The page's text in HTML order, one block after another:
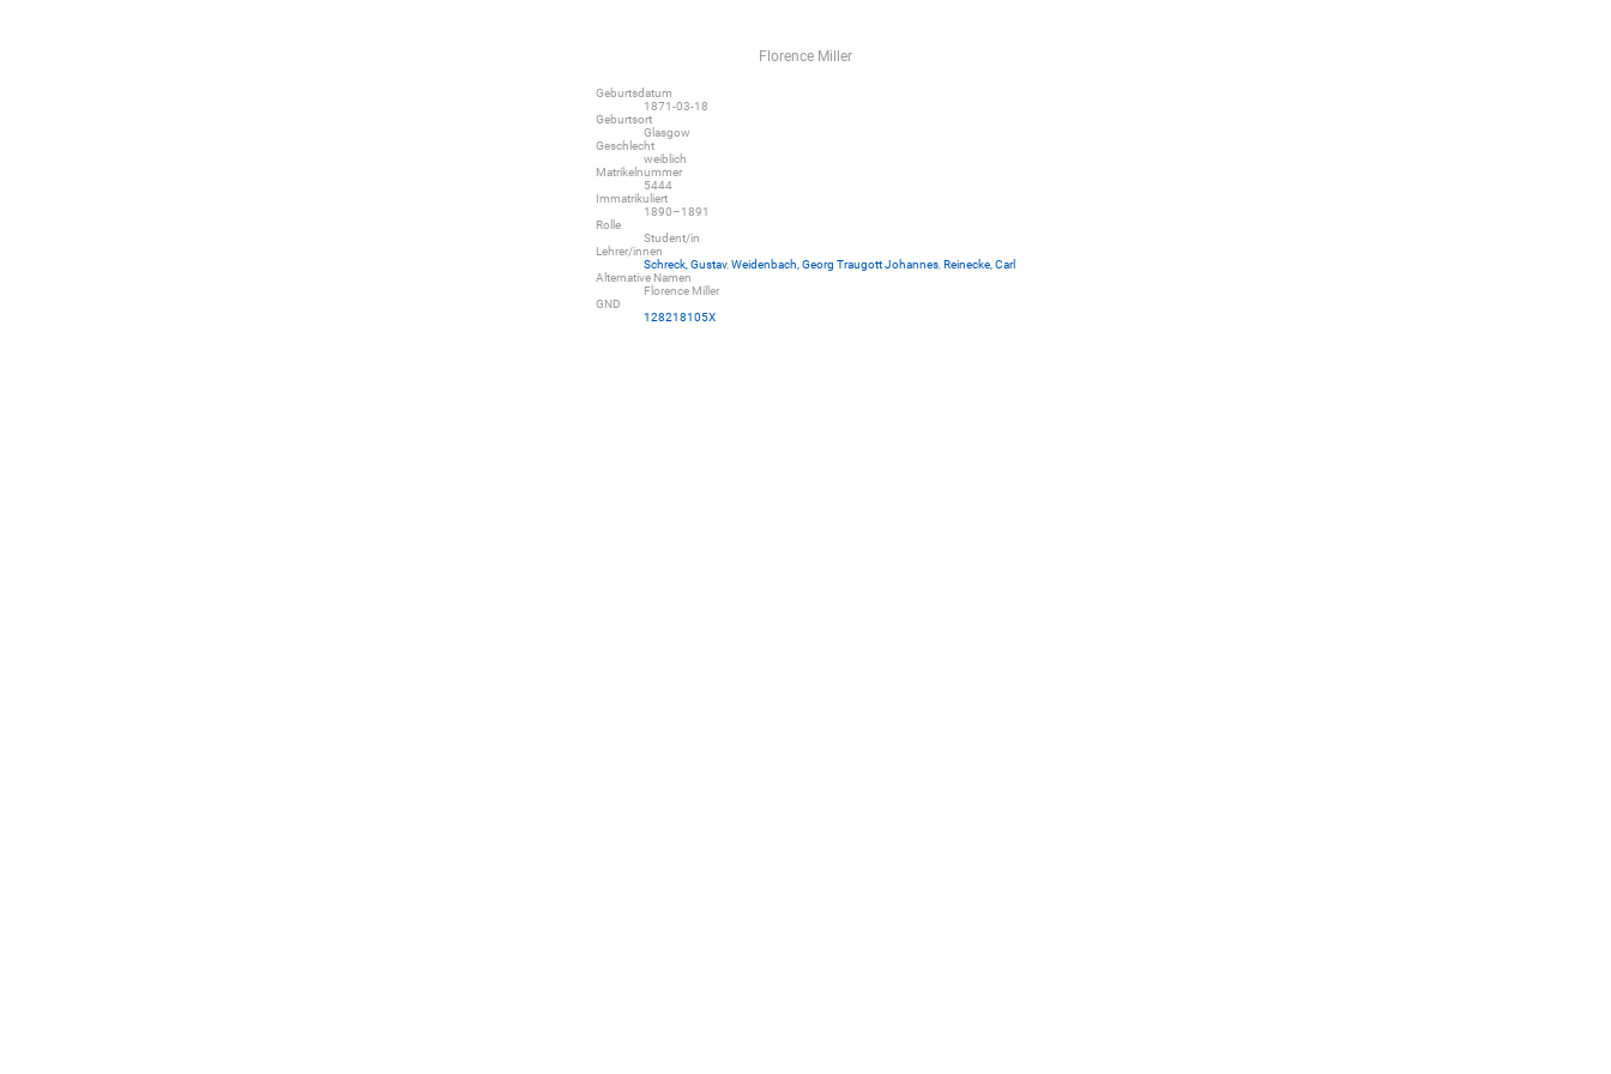
Florence Miller
Geburtsdatum
1871-03-18
Geburtsort
Glasgow
Geschlecht
weiblich
Matrikelnummer
5444
Immatrikuliert
1890–1891
Rolle
Student/in
Lehrer/innen
Schreck, Gustav, Weidenbach, Georg Traugott Johannes Reinecke, Carl
Alternative Namen
Florence Miller
GND
128218105X